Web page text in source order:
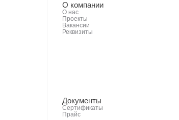
Документы
Сертификаты
Прайс
О компании
О нас
Проекты
Вакансии
Реквизиты